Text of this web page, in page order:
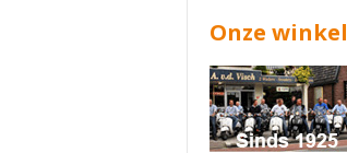
Onze winkel